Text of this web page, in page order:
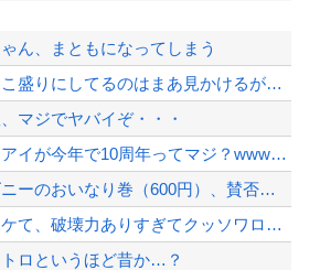
ワクチン打たなかった結果・・・・
疑いで、毎日新聞記者を逮捕
【配信者】「金バエ」のSNS更新が1週間途絶え、様々な憶測が飛び交う。1週間ぶり...
【緊急速報】NYで警官が黒人男性の首を絞め、暴動第二波不可避へ
ゃん、まともになってしまう
取り放題でてんこ盛りにしてるのはまあ見かけるが持ち帰りはなしでしょう、、、
マジでヤバイぞ・・・
【画像】キズナアイが今年で10周年ってマジ？wwwwwwwwwwwwwwwww
【画像】ディズニーのおいなり巻（600円）、賛否両論ｗｗｗｗｗｗｗｗｗ
【画像】このボケて、破壊力ありすぎてクッソワロタｗｗｗｗｗｗｗｗｗ
ロというほど昔か…？